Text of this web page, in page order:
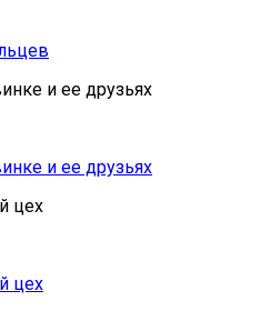
и ее друзьях
и ее друзьях
цех
цех